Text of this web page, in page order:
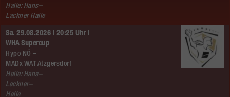
Halle: Hans–
Lackner Halle
Sa. 29.08.2026 | 20:25 Uhr |
WHA Supercup
Hypo NÖ –
MADx WAT Atzgersdorf
Halle: Hans–
Lackner–
Halle